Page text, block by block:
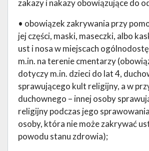
zakazy i nakazy obowiązujące do
• obowiązek zakrywania przy
jej części, maski, maseczki, albo
ust i nosa w miejscach
m.in. na terenie cmentarzy
dotyczy m.in. dzieci do lat 4,
sprawującego kult religijny, a w
duchownego – innej osoby
religijny podczas jego
osoby, która nie może zakrywać
powodu stanu zdrowia);